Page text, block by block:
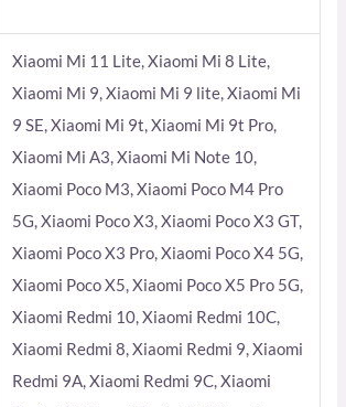
Xiaomi Mi 11 Lite, Xiaomi Mi 8 Lite,
Xiaomi Mi 9, Xiaomi Mi 9 lite, Xiaomi Mi
9 SE, Xiaomi Mi 9t, Xiaomi Mi 9t Pro,
Xiaomi Mi A3, Xiaomi Mi Note 10,
Xiaomi Poco M3, Xiaomi Poco M4 Pro
5G, Xiaomi Poco X3, Xiaomi Poco X3 GT,
Xiaomi Poco X3 Pro, Xiaomi Poco X4 5G,
Xiaomi Poco X5, Xiaomi Poco X5 Pro 5G,
Xiaomi Redmi 10, Xiaomi Redmi 10C,
Xiaomi Redmi 8, Xiaomi Redmi 9, Xiaomi
Redmi 9A, Xiaomi Redmi 9C, Xiaomi